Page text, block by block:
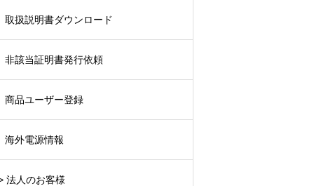
取扱説明書ダウンロード
非該当証明書発行依頼
商品ユーザー登録
海外電源情報
法人のお客様